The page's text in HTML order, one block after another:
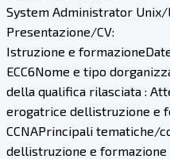
System Administrator Unix/
Presentazione/CV:
Istruzione e
ECC6Nome e tipo
della qualifica rilasciata :
erogatrice dellistruzione e
CCNAPrincipali tematiche/
dellistruzione e formazione